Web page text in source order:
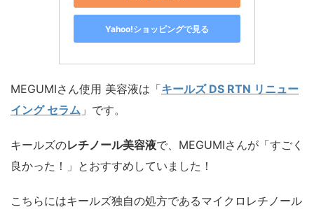
Yahoo!ショッピングで見る
MEGUMIさん使用 美容液は 「キールズ DS RTN リニュー
イング セラム 」です。
キールズのレチノール美容液で、MEGUMIさんが「すごく
良かった！」とおすすめしていました！
こちらにはキールズ独自の処方であるマイクロレチノール